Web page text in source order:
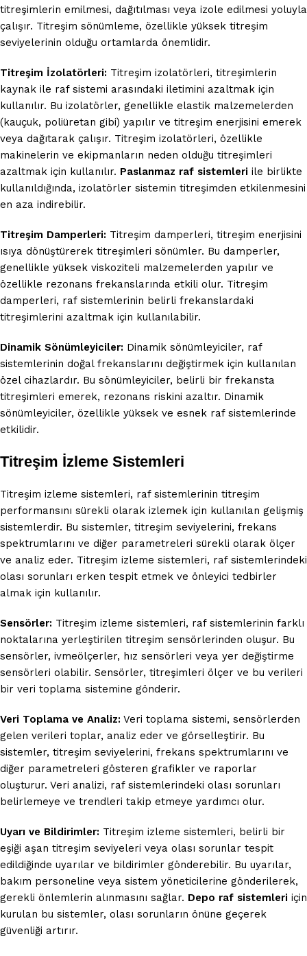
titreşimlerin emilmesi, dağıtılması veya izole edilmesi yoluyla
çalışır. Titreşim sönümleme, özellikle yüksek titreşim
seviyelerinin olduğu ortamlarda önemlidir.
Titreşim İzolatörleri: Titreşim izolatörleri, titreşimlerin
kaynak ile raf sistemi arasındaki iletimini azaltmak için
kullanılır. Bu izolatörler, genellikle elastik malzemelerden
(kauçuk, poliüretan gibi) yapılır ve titreşim enerjisini emerek
veya dağıtarak çalışır. Titreşim izolatörleri, özellikle
makinelerin ve ekipmanların neden olduğu titreşimleri
azaltmak için kullanılır. Paslanmaz raf sistemleri ile birlikte
kullanıldığında, izolatörler sistemin titreşimden etkilenmesini
en aza indirebilir.
Titreşim Damperleri: Titreşim damperleri, titreşim enerjisini
ısıya dönüştürerek titreşimleri sönümler. Bu damperler,
genellikle yüksek viskoziteli malzemelerden yapılır ve
özellikle rezonans frekanslarında etkili olur. Titreşim
damperleri, raf sistemlerinin belirli frekanslardaki
titreşimlerini azaltmak için kullanılabilir.
Dinamik Sönümleyiciler: Dinamik sönümleyiciler, raf
sistemlerinin doğal frekanslarını değiştirmek için kullanılan
özel cihazlardır. Bu sönümleyiciler, belirli bir frekansta
titreşimleri emerek, rezonans riskini azaltır. Dinamik
sönümleyiciler, özellikle yüksek ve esnek raf sistemlerinde
etkilidir.
Titreşim İzleme Sistemleri
Titreşim izleme sistemleri, raf sistemlerinin titreşim
performansını sürekli olarak izlemek için kullanılan gelişmiş
sistemlerdir. Bu sistemler, titreşim seviyelerini, frekans
spektrumlarını ve diğer parametreleri sürekli olarak ölçer
ve analiz eder. Titreşim izleme sistemleri, raf sistemlerindeki
olası sorunları erken tespit etmek ve önleyici tedbirler
almak için kullanılır.
Sensörler: Titreşim izleme sistemleri, raf sistemlerinin farklı
noktalarına yerleştirilen titreşim sensörlerinden oluşur. Bu
sensörler, ivmeölçerler, hız sensörleri veya yer değiştirme
sensörleri olabilir. Sensörler, titreşimleri ölçer ve bu verileri
bir veri toplama sistemine gönderir.
Veri Toplama ve Analiz: Veri toplama sistemi, sensörlerden
gelen verileri toplar, analiz eder ve görselleştirir. Bu
sistemler, titreşim seviyelerini, frekans spektrumlarını ve
diğer parametreleri gösteren grafikler ve raporlar
oluşturur. Veri analizi, raf sistemlerindeki olası sorunları
belirlemeye ve trendleri takip etmeye yardımcı olur.
Uyarı ve Bildirimler: Titreşim izleme sistemleri, belirli bir
eşiği aşan titreşim seviyeleri veya olası sorunlar tespit
edildiğinde uyarılar ve bildirimler gönderebilir. Bu uyarılar,
bakım personeline veya sistem yöneticilerine gönderilerek,
gerekli önlemlerin alınmasını sağlar. Depo raf sistemleri için
kurulan bu sistemler, olası sorunların önüne geçerek
güvenliği artırır.